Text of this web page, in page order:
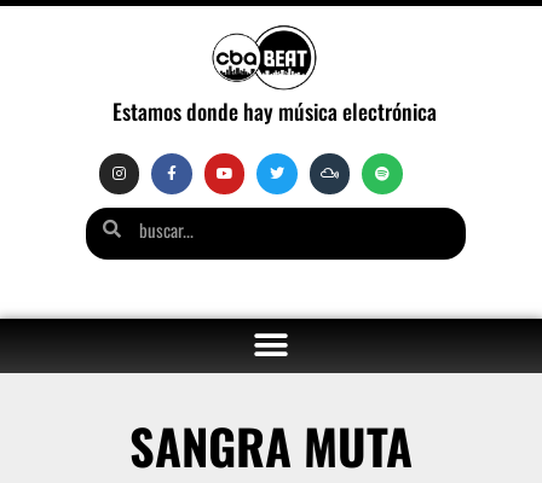
Estamos donde hay música electrónica
SANGRA MUTA